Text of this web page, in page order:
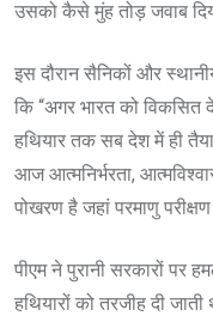
उसको कैसे मुंह तोड़ जवाब
इस दौरान सैनिकों और
कि “अगर भारत को विकसित
हथियार तक सब देश में ही
आज आत्मनिर्भरता,
पोखरण है जहां परमाणु परीक्षण
पीएम ने पुरानी सरकारों पर
हथियारों को तरजीह दी